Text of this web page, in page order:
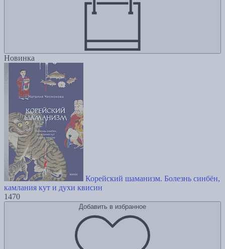
Новинка
Корейский шаманизм. Болезнь синбён,
камлания кут и духи квисин
1470
Добавить в избранное